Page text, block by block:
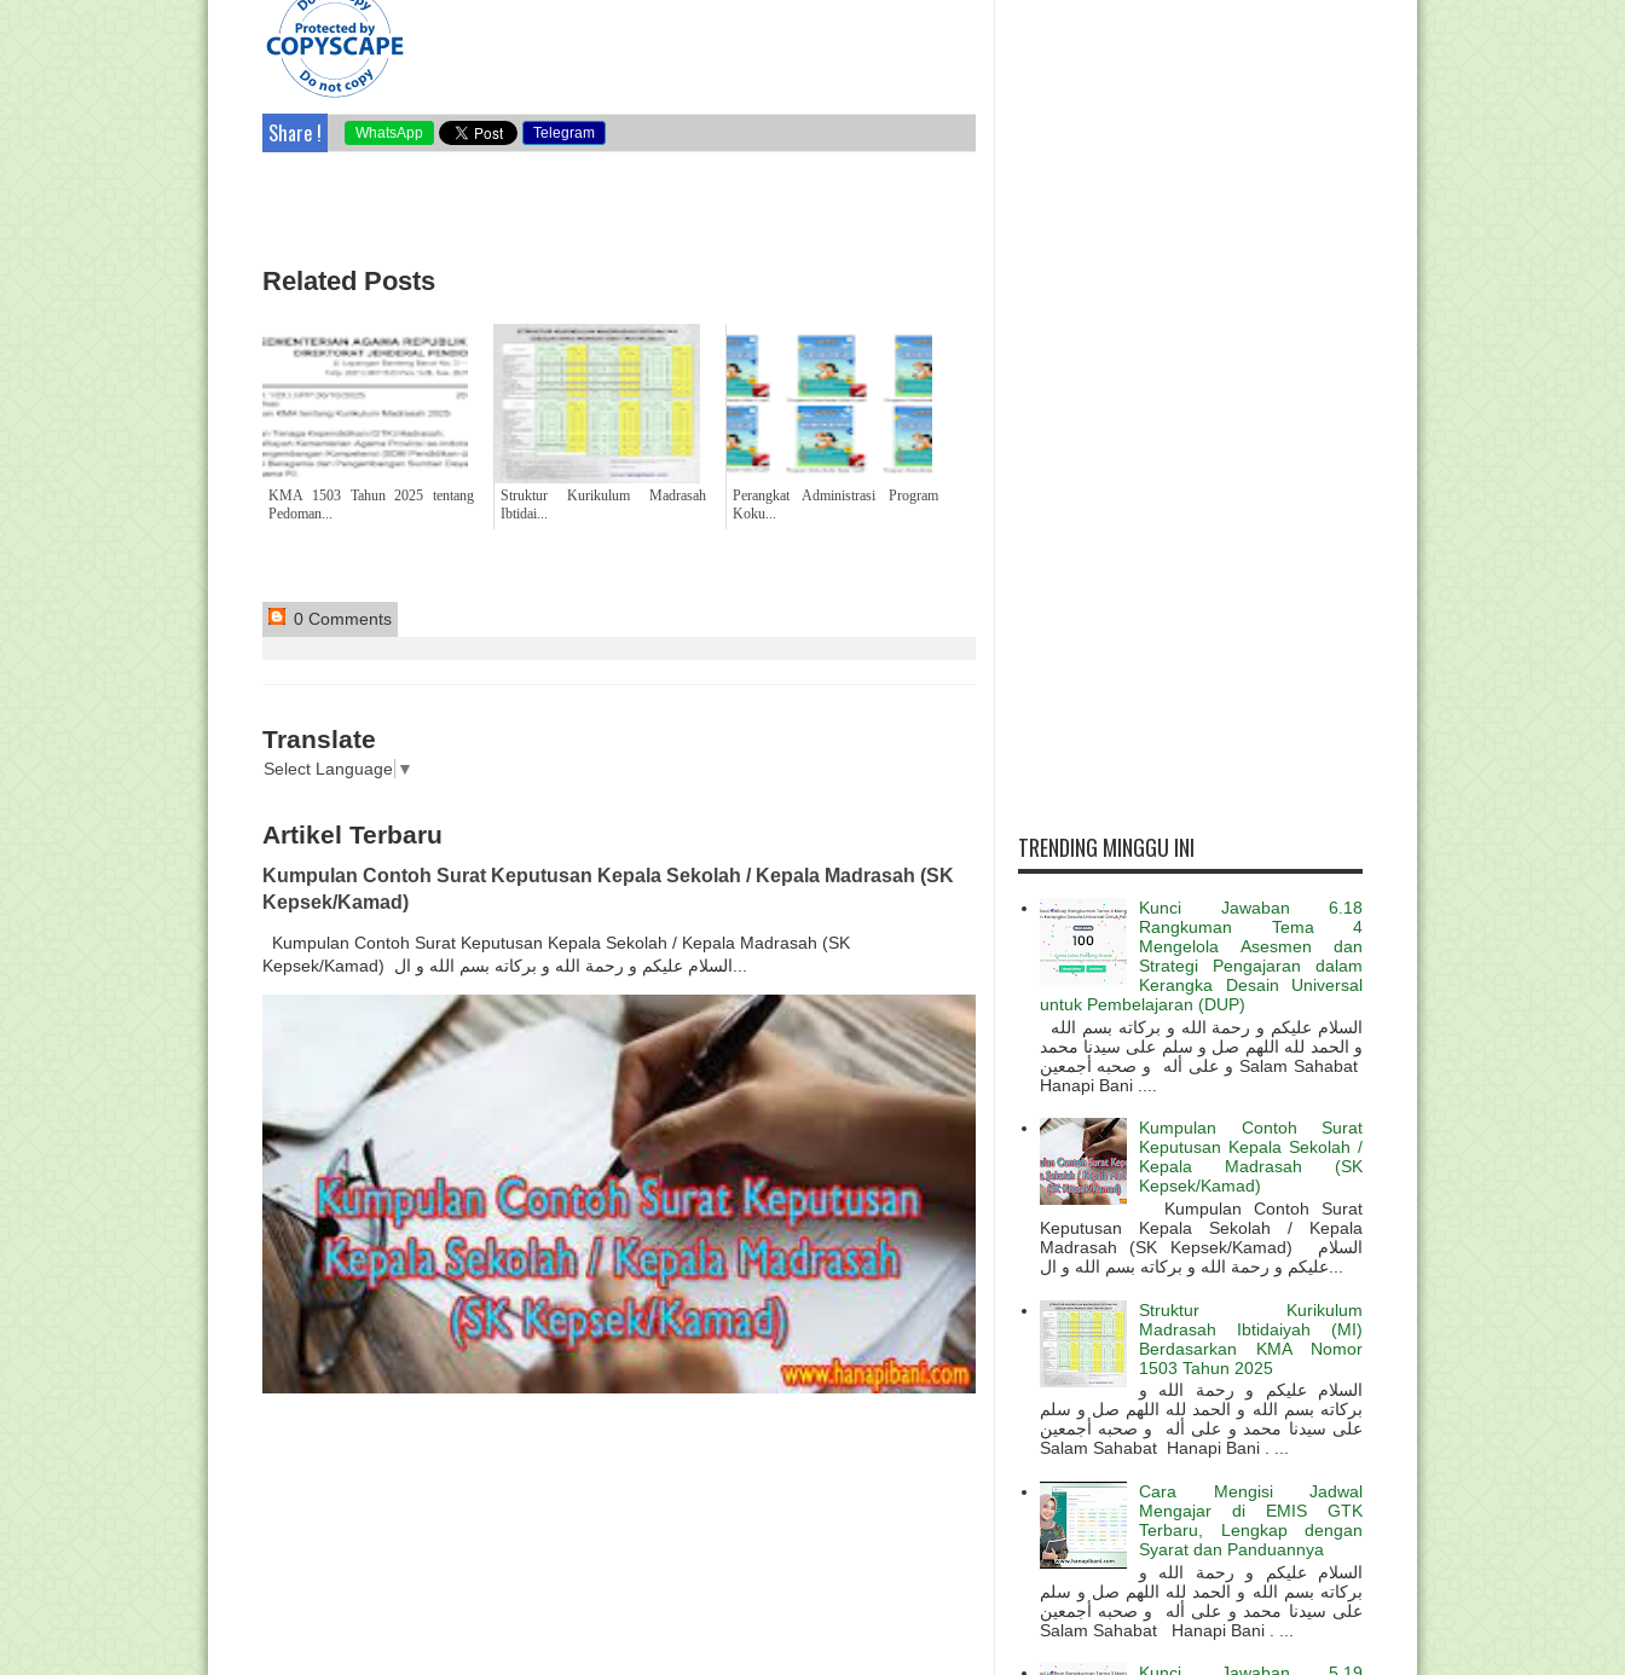
Share ! WhatsApp Telegram
Related Posts
KMA 1503 Tahun 2025 tentang
Pedoman...
Struktur Kurikulum Madrasah
Ibtidai...
Perangkat Administrasi Program
Koku...
0 Comments
Translate
Select Language ▼
Artikel Terbaru
Kumpulan Contoh Surat Keputusan Kepala Sekolah / Kepala Madrasah (SK
Kepsek/Kamad)
Kumpulan Contoh Surat Keputusan Kepala Sekolah / Kepala Madrasah (SK
TRENDING MINGGU INI
Kunci Jawaban 6.18
Rangkuman Tema 4
Mengelola Asesmen dan
Strategi Pengajaran dalam
Kerangka Desain Universal
untuk Pembelajaran (DUP)
و الحمد لله اللهم صل و سلم على سيدنا محمد
و على أله و صحبه أجمعين Salam Sahabat
Hanapi Bani ....
Kumpulan Contoh Surat
Keputusan Kepala Sekolah /
Kepala Madrasah (SK
Kepsek/Kamad)
Kumpulan Contoh Surat
Keputusan Kepala Sekolah / Kepala
Madrasah (SK Kepsek/Kamad) السلام
Struktur Kurikulum
Madrasah Ibtidaiyah (MI)
Berdasarkan KMA Nomor
1503 Tahun 2025
السلام عليكم و رحمة الله و
بركاته بسم الله و الحمد لله اللهم صل و سلم
على سيدنا محمد و على أله و صحبه أجمعين
Salam Sahabat Hanapi Bani . ...
Cara Mengisi Jadwal
Mengajar di EMIS GTK
Terbaru, Lengkap dengan
Syarat dan Panduannya
السلام عليكم و رحمة الله و
بركاته بسم الله و الحمد لله اللهم صل و سلم
على سيدنا محمد و على أله و صحبه أجمعين
Salam Sahabat Hanapi Bani . ...